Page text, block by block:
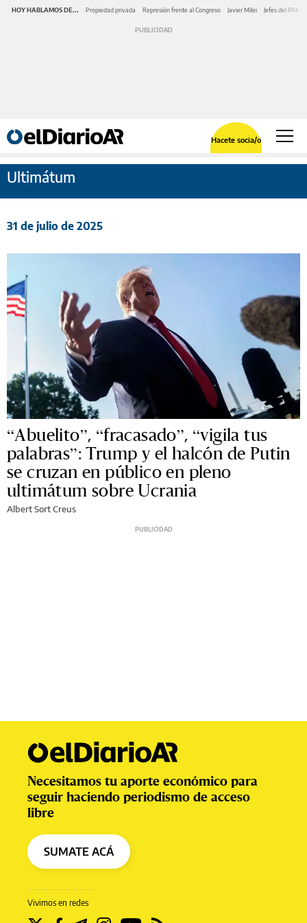
HOY HABLAMOS DE... Propiedad privada Represión frente al Congreso Javier Milei Jefes del PAMI
Hacete socia/o
Ultimátum
31 de julio de 2025
“Abuelito”, “fracasado”, “vigila tus
palabras”: Trump y el halcón de Putin
se cruzan en público en pleno
ultimátum sobre Ucrania
Albert Sort Creus
Vivimos en redes
Necesitamos tu aporte económico para
seguir haciendo periodismo de acceso
libre
SUMATE ACÁ